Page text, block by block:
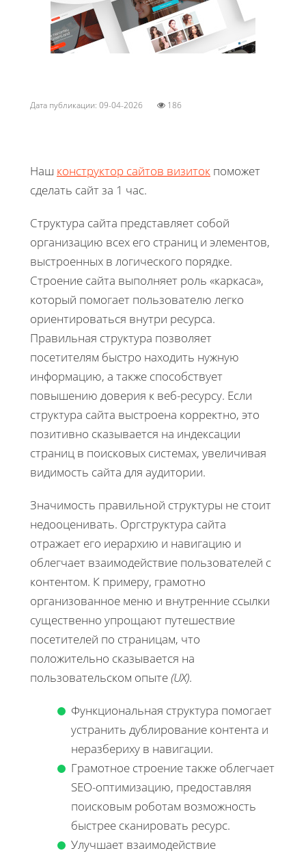
Дата публикации: 09-04-2026 186
Наш конструктор сайтов визиток поможет
сделать сайт за 1 час.
Cтруктура сайта представляет собой
организацию всех его страниц и элементов,
выстроенных в логического порядке.
Строение сайта выполняет роль «каркаса»,
который помогает пользователю легко
ориентироваться внутри ресурса.
Правильная структура позволяет
посетителям быстро находить нужную
информацию, а также способствует
повышению доверия к веб-ресурсу. Если
структура сайта выстроена корректно, это
позитивно сказывается на индексации
страниц в поисковых системах, увеличивая
видимость сайта для аудитории.
Значимость правильной структуры не стоит
недооценивать. Оргструктура сайта
отражает его иерархию и навигацию и
облегчает взаимодействие пользователей с
контентом. К примеру, грамотно
организованное меню и внутренние ссылки
существенно упрощают путешествие
посетителей по страницам, что
положительно сказывается на
пользовательском опыте(UX).
Функциональная структура помогает
устранить дублирование контента и
неразбериху в навигации.
Грамотное строение также облегчает
SEO-оптимизацию, предоставляя
поисковым роботам возможность
быстрее сканировать ресурс.
Улучшает взаимодействие